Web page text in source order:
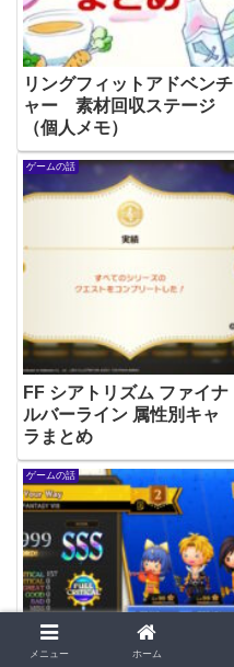
リングフィットアドベンチ
ャー 素材回収ステージ
（個人メモ）
ゲームの話
FF シアトリズム ファイナ
ルバーライン 属性別キャ
ラまとめ
ゲームの話
メニュー ホーム